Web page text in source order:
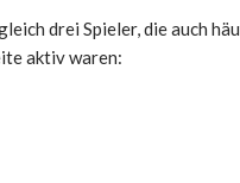
drei Spieler, die auch
aktiv waren: